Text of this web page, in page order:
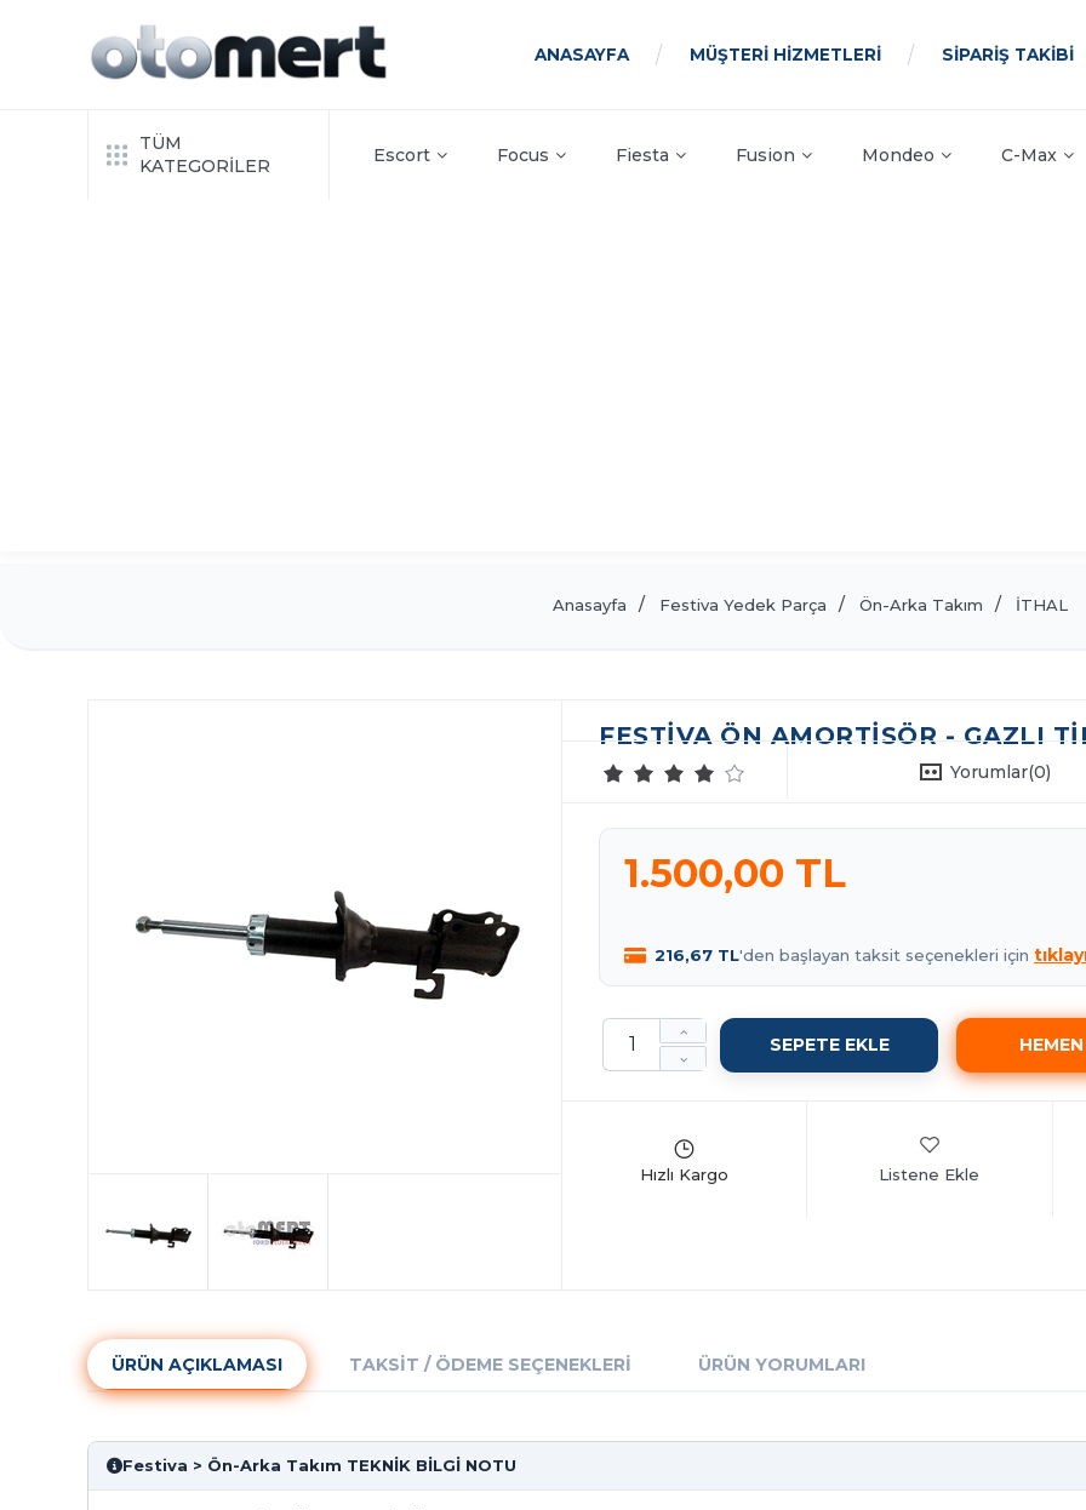
ANASAYFA MÜŞTERİ HİZMETLERİ SİPARİŞ TAKİBİ
TÜM
KATEGORİLER
Escort Focus Fiesta Fusion Mondeo C-Max
Anasayfa Festiva Yedek Parça Ön-Arka Takım İTHAL
FESTIVA ÖN AMORTISÖR - GAZLI
Yorumlar(0)
1.500,00 TL
216,67 TL'den başlayan taksit seçenekleri için
Listene Ekle
ÜRÜN AÇIKLAMASI TAKSIT / ÖDEME SEÇENEKLERI ÜRÜN YORUMLARI
Festiva > Ön-Arka Takım TEKNİK BİLGİ NOTU